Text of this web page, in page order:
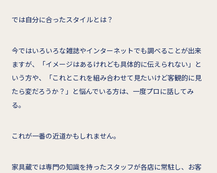
では自分に合ったスタイルとは？
今ではいろいろな雑誌やインターネットでも調べることが出来
ますが、「イメージはあるけれども具体的に伝えられない」と
いう方や、「これとこれを組み合わせて見たいけど客観的に見
たら変だろうか？」と悩んでいる方は、一度プロに話してみ
る。
これが一番の近道かもしれません。
家具蔵では専門の知識を持ったスタッフが各店に常駐し、お客